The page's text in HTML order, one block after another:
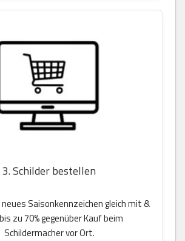
3. Schilder bestellen
Saisonkennzeichen gleich mit &
zu 70% gegenüber Kauf beim
Schildermacher vor Ort.